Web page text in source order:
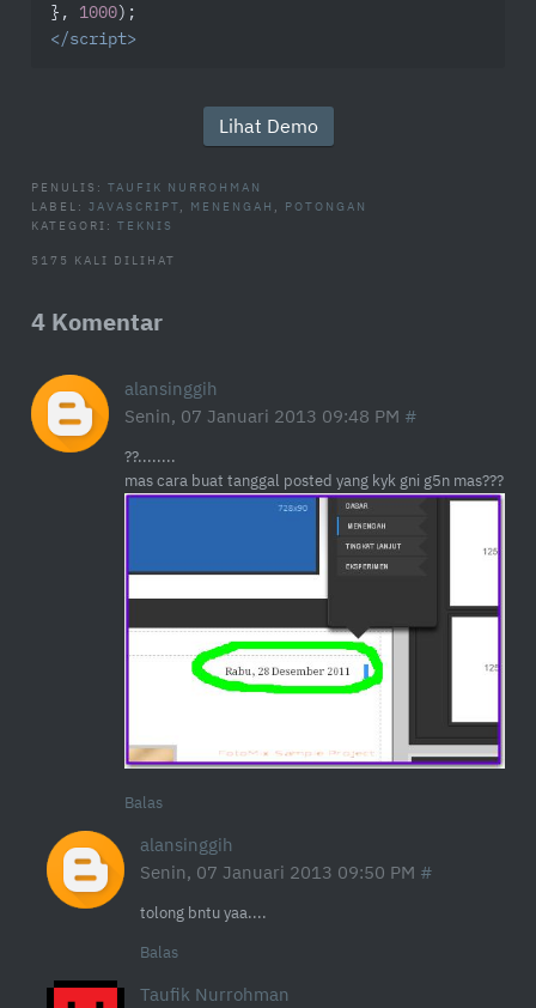
}, 1000
</script>
Lihat Demo
PENULIS: TAUFIK NURROHMAN
LABEL: JAVASCRIPT MENENGAH
POTONGAN
KATEGORI: TEKNIS
5175 KALI DILIHAT
4 Komentar
alansinggih
Senin, 07 Januari 2013 09:48 PM
??........
mas cara buat tanggal posted yang kyk gni g5n mas???
Balas
alansinggih
Senin, 07 Januari 2013 09:50 PM
tolong bntu yaa....
Balas
Taufik Nurrohman